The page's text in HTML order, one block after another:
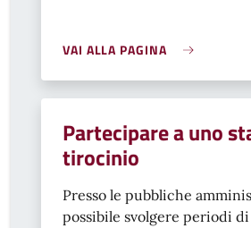
VAI ALLA PAGINA
Partecipare a uno
tirocinio
Presso le pubbliche
possibile svolgere periodi